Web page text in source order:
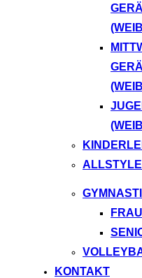
KONTAKT